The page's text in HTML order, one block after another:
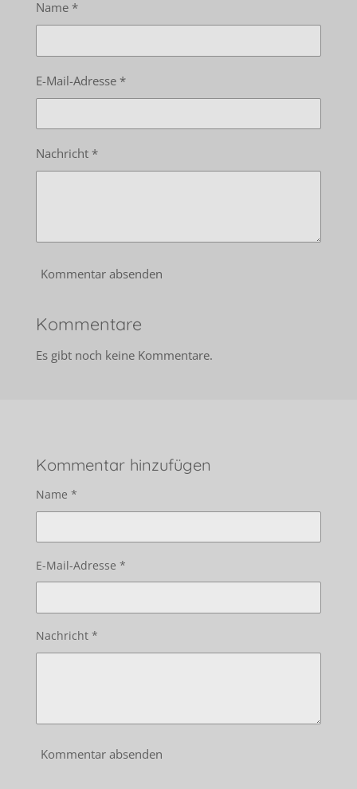
Name *
E-Mail-Adresse *
Nachricht *
Kommentar absenden
Kommentare
Es gibt noch keine Kommentare.
Kommentar hinzufügen
Name *
E-Mail-Adresse *
Nachricht *
Kommentar absenden